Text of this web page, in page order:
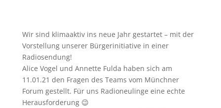
Wir sind klimaaktiv ins neue Jahr gestartet – mit der
Vorstellung unserer Bürgerinitiative in einer
Radiosendung!
Alice Vogel und Annette Fulda haben sich am
11.01.21 den Fragen des Teams vom Münchner
Forum gestellt. Für uns Radioneulinge eine echte
Herausforderung 😉